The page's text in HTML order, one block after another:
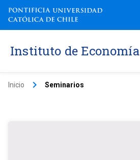
Instituto de Economía
Inicio keyboard_arrow_right Seminarios